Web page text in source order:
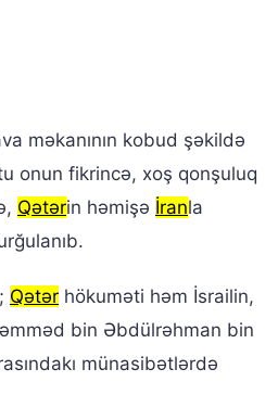
məkanının kobud şəkildə
onun fikrincə, xoş qonşuluq
Qətərin həmişə İranla
Qətər hökuməti həm İsrailin,
bin Əbdülrəhman bin
münasibətlərdə